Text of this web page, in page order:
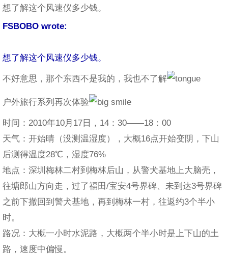
想了解这个风速仪多少钱。
FSBOBO wrote:
想了解这个风速仪多少钱。
不好意思，那个东西不是我的，我也不了解
户外旅行系列再次体验
时间：2010年10月17日，14：30——18：00
天气：开始晴（没测温湿度），大概16点开始变阴，下山
后测得温度28℃，湿度76%
地点：深圳梅林二村到梅林后山，从警犬基地上大脑壳，
往塘郎山方向走，过了福田/宝安4号界碑、未到达3号界碑
之前下撤回到警犬基地，再到梅林一村，往返约3个半小
时。
路况：大概一小时水泥路，大概两个半小时是上下山的土
路，速度中偏慢。